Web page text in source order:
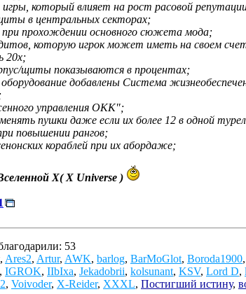
который влияет на рост расовой
в центральных секторах;
при прохождении основного сюжета мода;
которую игрок может иметь на своем
20х;
щиты показываются в процентах;
добавлены Система
управления ОКК";
пушки даже если их более 12 в одной
повышении рангов;
кораблей при их абордаже;
X( X Universe )
53
, Ares2, Artur, AWK, barlog, BarMoGlot, Boroda1900,
, IGROK, IIbIxa, Jekadobrii, kolsunant, KSV, Lord D,
, Voivoder, X-Reider, XXXL, Постигший истину,